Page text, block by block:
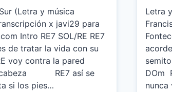
(Letra y música
x javi29 para
Intro RE7 SOL/RE RE7
de tratar la vida con su
voy contra la pared
cabeza RE7 así se
si los pies…
Letra
DOm
nunca